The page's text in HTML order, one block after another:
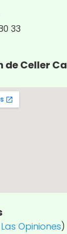
33
de Celler
Opiniones)